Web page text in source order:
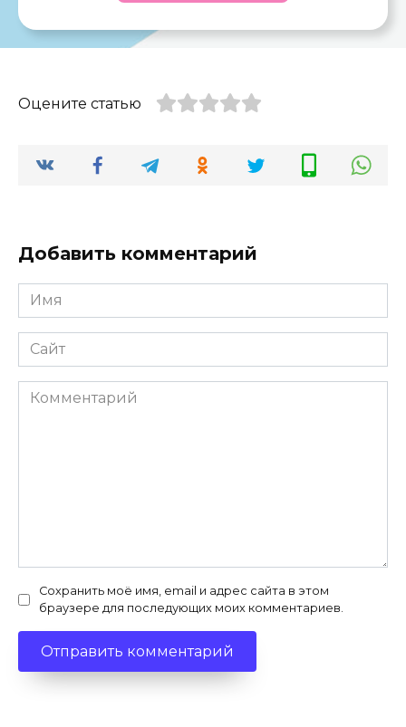
Оцените статью
Добавить комментарий
Имя
*
Сайт
Комментарий
Сохранить моё имя, email и адрес сайта в этом
браузере для последующих моих комментариев.